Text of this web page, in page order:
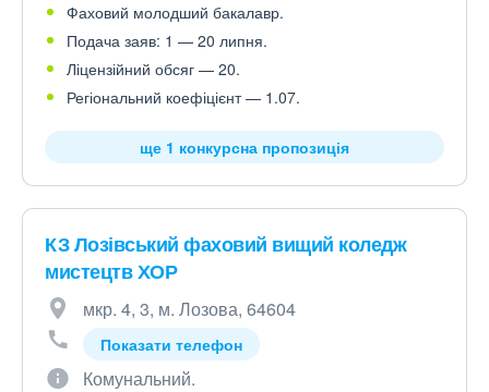
Фаховий молодший бакалавр.
Подача заяв: 1 — 20 липня.
Ліцензійний обсяг — 20.
Регіональний коефіцієнт — 1.07.
ще 1 конкурсна пропозиція
КЗ Лозівський фаховий вищий коледж
мистецтв ХОР
мкр. 4, 3, м. Лозова, 64604
Показати телефон
Комунальний.